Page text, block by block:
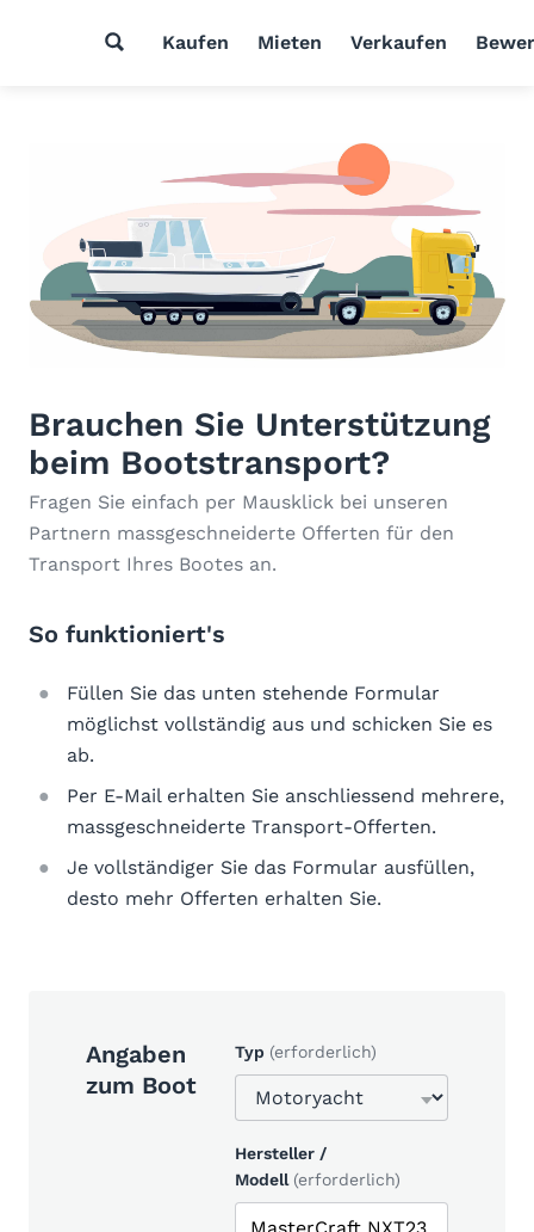
Kaufen Mieten Verkaufen
Brauchen Sie Unterstützung
beim Bootstransport?
Fragen Sie einfach per Mausklick bei unseren
Partnern massgeschneiderte Offerten für den
Transport Ihres Bootes an.
So funktioniert's
Füllen Sie das unten stehende Formular
möglichst vollständig aus und schicken Sie es
ab.
Per E-Mail erhalten Sie anschliessend mehrere,
massgeschneiderte Transport-Offerten.
Je vollständiger Sie das Formular ausfüllen,
desto mehr Offerten erhalten Sie.
Angaben
zum Boot
Typ (erforderlich)
Hersteller /
Modell (erforderlich)